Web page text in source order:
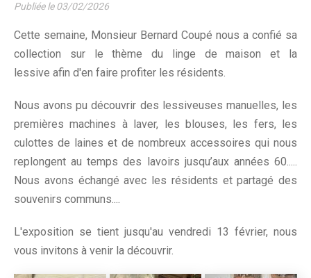
Publiée le03/02/2026
Cette semaine, Monsieur Bernard Coupé nous a confié sa
collection sur le thème du linge de maison et la
lessive afin d'en faire profiter les résidents.
Nous avons pu découvrir des lessiveuses manuelles, les
premières machines à laver, les blouses, les fers, les
culottes de laines et de nombreux accessoires qui nous
replongent au temps des lavoirs jusqu’aux années 60.....
Nous avons échangé avec les résidents et partagé des
souvenirs communs....
L'exposition se tient jusqu'au vendredi 13 février, nous
vous invitons à venir la découvrir.